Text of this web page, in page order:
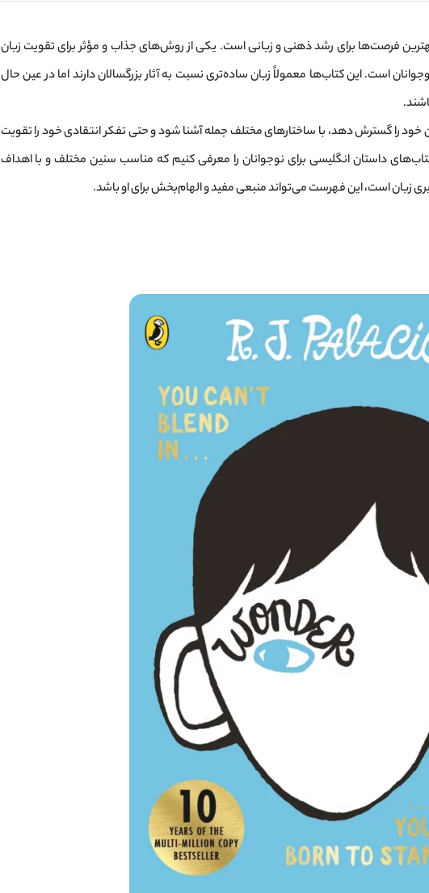
فرصت‌ها برای رشد ذهنی و زبانی است. یکی از روش‌های جذاب و مؤثر برای تقویت زبان
است. این کتاب‌ها معمولاً زبان ساده‌تری نسبت به آثار بزرگسالان دارند اما در عین حال
خود را گسترش دهد، با ساختارهای مختلف جمله آشنا شود و حتی تفکر انتقادی خود را تقویت
10 مورد از بهترین کتاب‌های داستان انگلیسی برای نوجوانان را معرفی کنیم که مناسب سنین مختلف و با اهداف
زبان است، این فهرست می‌تواند منبعی مفید و الهام‌بخش برای او باشد.